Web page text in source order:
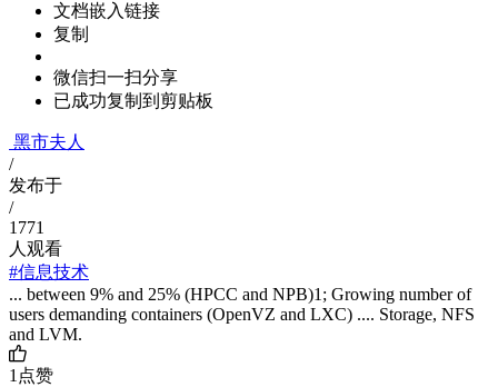
文档嵌入链接
复制
微信扫一扫分享
已成功复制到剪贴板
黑市夫人
/
发布于
/
1771
人观看
#信息技术
... between 9% and 25% (HPCC and NPB)1; Growing number of
users demanding containers (OpenVZ and LXC) .... Storage, NFS
and LVM.
1点赞